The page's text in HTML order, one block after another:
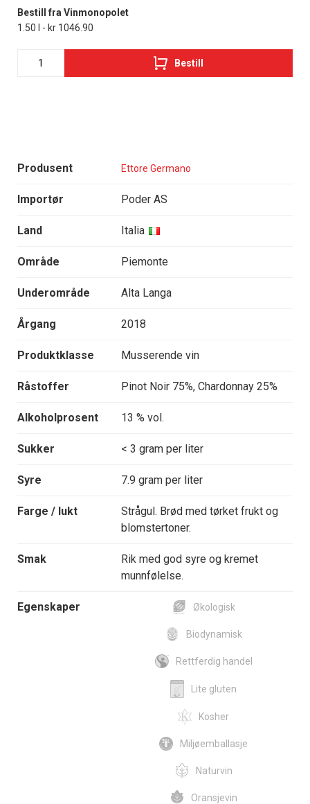
Produsent Ettore Germano
Importør Poder AS
Land Italia
Område Piemonte
Underområde Alta Langa
Årgang 2018
Produktklasse Musserende vin
Råstoffer Pinot Noir 75%, Chardonnay 25%
Alkoholprosent 13 % vol.
Sukker < 3 gram per liter
Syre 7.9 gram per liter
Farge / lukt
Strågul. Brød med tørket frukt og
blomstertoner.
Smak
Rik med god syre og kremet
munnfølelse.
Egenskaper Økologisk
Biodynamisk
Rettferdig handel
Lite gluten
Kosher
Miljøemballasje
Naturvin
Oransjevin
Bestill fra Vinmonopolet
1.50 l - kr 1046.90
Bestill